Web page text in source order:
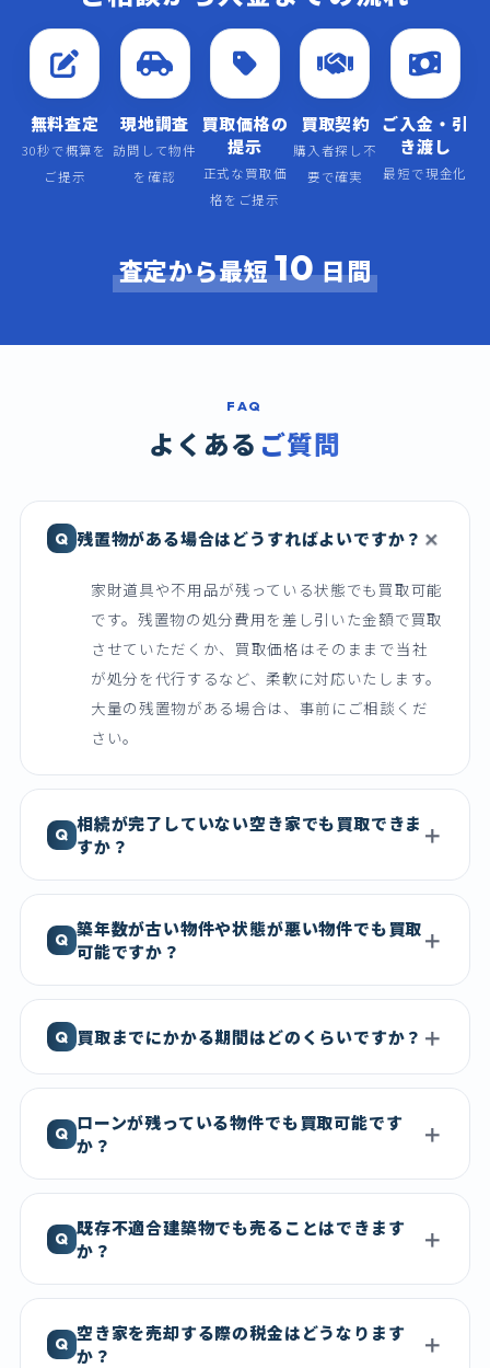
無料査定
30秒で概算を
ご提示
現地調査
訪問して物件
を確認
買取価格の
提示
正式な買取価
格をご提示
買取契約
購入者探し不
要で確実
ご入金・引
き渡し
最短で現金化
査定から最短10日間
FAQ
よくある ご質問
残置物がある場合はどうすればよいですか？
家財道具や不用品が残っている状態でも買取可能
です。残置物の処分費用を差し引いた金額で買取
させていただくか、買取価格はそのままで当社
が処分を代行するなど、柔軟に対応いたします。
大量の残置物がある場合は、事前にご相談くだ
さい。
相続が完了していない空き家でも買取できま
すか？
築年数が古い物件や状態が悪い物件でも買取
可能ですか？
買取までにかかる期間はどのくらいですか？
ローンが残っている物件でも買取可能です
か？
既存不適合建築物でも売ることはできます
か？
空き家を売却する際の税金はどうなります
か？